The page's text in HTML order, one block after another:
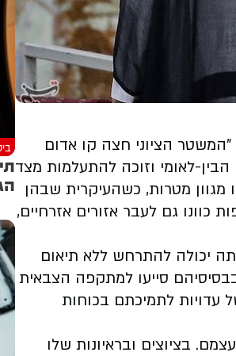
הציוני חצה קו אדום
לאומי וזוכה להתעלמות מצד
מטרות, כשהעיקרית שבהן
כוונו גם לעבר אזורים אזרחיים,
יכולה להתרחש ללא תיאום
סייעו למתקפה הצבאית
עדויות לתמיכתם בכוחות
בציוצים ובראיונות שלו